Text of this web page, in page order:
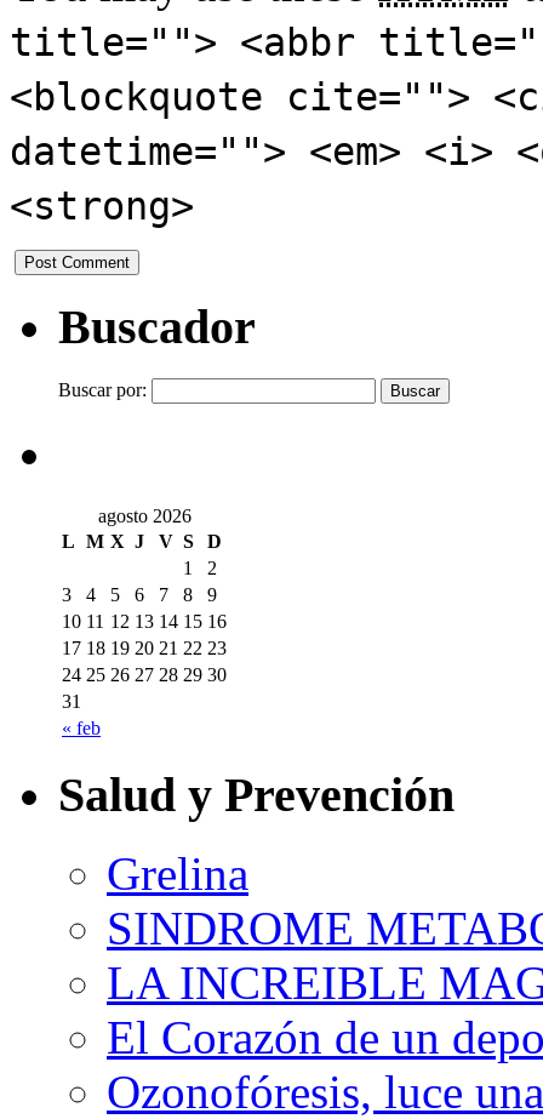
title=""> <abbr
<blockquote cite="">
datetime=""> <em>
<strong>
Buscador
Buscar por:
agosto 2026
L M X J V S D
« feb
1
2
3
4 5 6 7 8
9
10 11 12 13 14 15 16
17 18 19 20 21 22 23
24 25 26 27 28 29 30
31
Salud y Prevención
Grelina
SINDROME
LA INCREIBLE
El Corazón de un
Ozonofóresis, luce